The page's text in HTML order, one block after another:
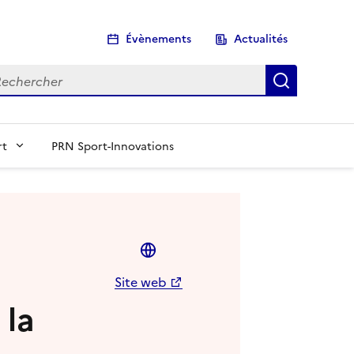
Évènements Actualités
PRN Sport-Innovations
Site web